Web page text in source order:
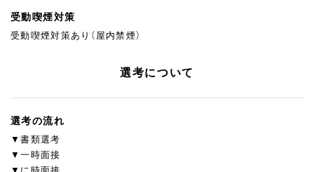
受動喫煙対策
受動喫煙対策あり（屋内禁煙）
選考について
選考の流れ
▼書類選考
▼一時面接